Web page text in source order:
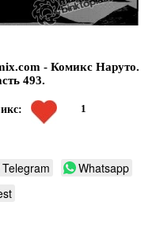
- Комикс Наруто.
493.
1
Telegram
Whatsapp